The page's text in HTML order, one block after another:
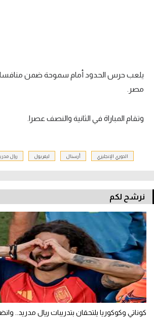
يلعب حرس الحدود أمام سموحة ضمن
مصر.
وتقام المباراة في الثانية والنصف عصرا.
الدوري الإنجليزي أرسنال ليفربول ريال
نرشح لكم
كوناتي وكوكوريا يلتحقان بتدريبات ريال مدريد..